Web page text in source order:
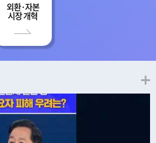
외환·자본
시장 개혁